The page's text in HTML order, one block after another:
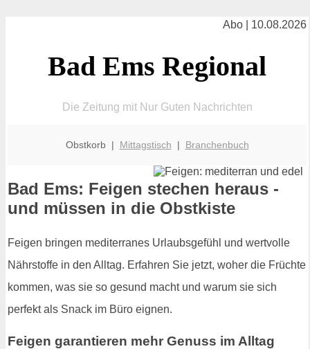
Abo | 10.08.2026
Bad Ems Regional
Die Zeitung mit Nur Guten Nachrichten
Obstkorb | Mittagstisch | Branchenbuch
Bad Ems: Feigen stechen heraus -
und müssen in die Obstkiste
Feigen bringen mediterranes Urlaubsgefühl und wertvolle
Nährstoffe in den Alltag. Erfahren Sie jetzt, woher die Früchte
kommen, was sie so gesund macht und warum sie sich
perfekt als Snack im Büro eignen.
Feigen garantieren mehr Genuss im Alltag